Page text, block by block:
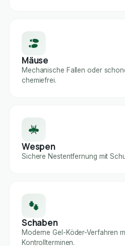
Mäuse
Mechanische Fallen oder
chemiefrei.
Wespen
Sichere Nestentfernung mit
Schaben
Moderne Gel-Köder-Verfahren
Kontrollterminen.